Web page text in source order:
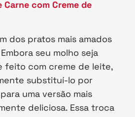
com Creme de
dos pratos mais amados
seu molho seja
feito com creme de leite,
substituí-lo por
uma versão mais
deliciosa. Essa troca